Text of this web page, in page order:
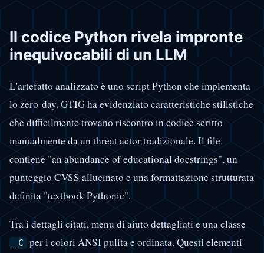
Il codice Python rivela impronte
inequivocabili di un LLM
L'artefatto analizzato è uno script Python che implementa
lo zero-day. GTIG ha evidenziato caratteristiche stilistiche
che difficilmente trovano riscontro in codice scritto
manualmente da un threat actor tradizionale. Il file
contiene "an abundance of educational docstrings", un
punteggio CVSS allucinato e una formattazione strutturata
definita "textbook Pythonic".
Tra i dettagli citati, menu di aiuto dettagliati e una classe
_C
per i colori ANSI pulita e ordinata. Questi elementi